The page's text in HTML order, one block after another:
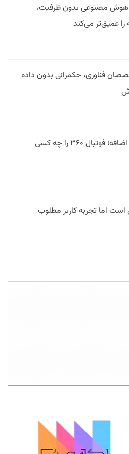
هوش مصنوعی بدون ظرفیت،
عمیق‌تر می‌کند
فناوری، حکمرانی بدون داده
فیلتر در وقت اضافه؛ فوتبال ۳۶۰ را چه کسی
است اما تجربه کاربر مطلوب